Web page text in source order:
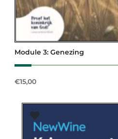
Module 3: Genezing
€15,00